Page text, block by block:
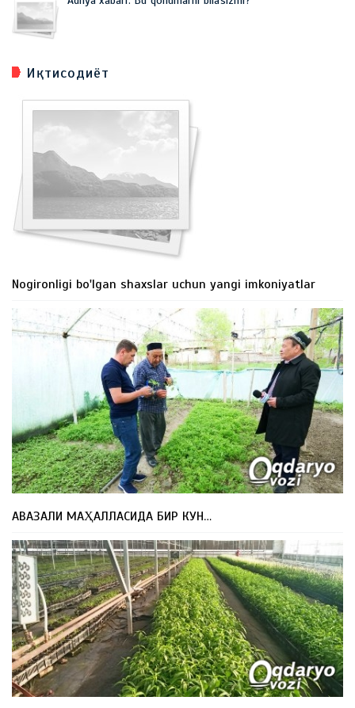
Иқтисодиёт
Nogironligi bo'lgan shaxslar uchun yangi imkoniyatlar
АВАЗАЛИ МАҲАЛЛАСИДА БИР КУН…